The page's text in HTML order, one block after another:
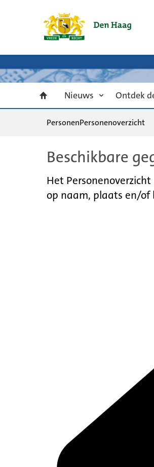
Nieuws Ontdek
PersonenPersonenoverzicht
Beschikbare
Het
op naam, plaats en/of